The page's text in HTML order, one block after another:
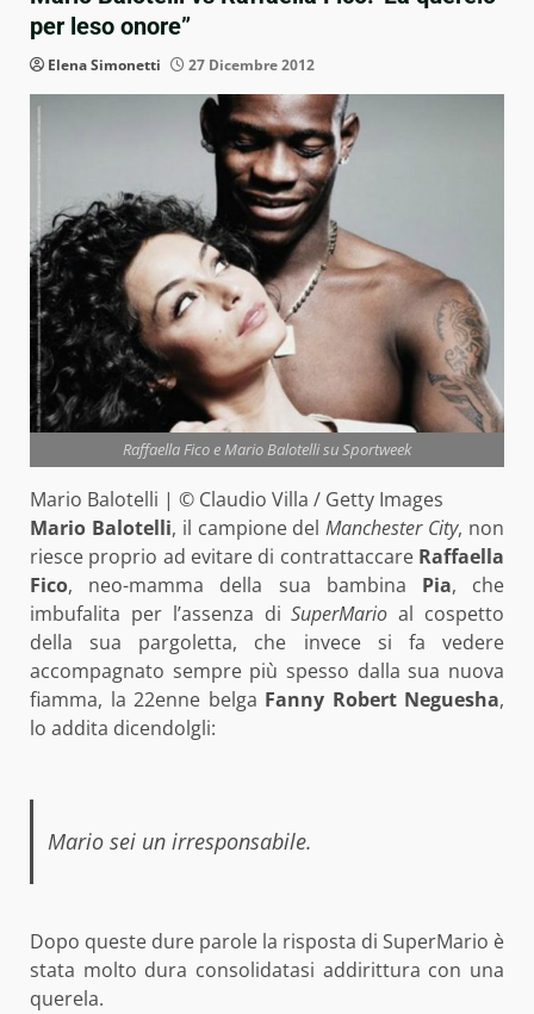
per leso onore”
Elena Simonetti 27 Dicembre 2012
Raffaella Fico e Mario Balotelli su Sportweek
Mario Balotelli | © Claudio Villa / Getty Images
Mario Balotelli, il campione delManchester City, non
riesce proprio ad evitare di contrattaccare Raffaella
Fico, neo-mamma della sua bambina Pia, che
imbufalita per l’assenza diSuperMario al cospetto
della sua pargoletta, che invece si fa vedere
accompagnato sempre più spesso dalla sua nuova
fiamma, la 22enne belga Fanny Robert Neguesha,
lo addita dicendolgli:
Mario sei un irresponsabile.
Dopo queste dure parole la risposta di SuperMario è
stata molto dura consolidatasi addirittura con una
querela.